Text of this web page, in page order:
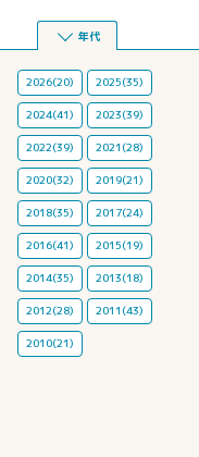
年代
2026(20) 2025(35)
2024(41) 2023(39)
2022(39) 2021(28)
2020(32) 2019(21)
2018(35) 2017(24)
2016(41) 2015(19)
2014(35) 2013(18)
2012(28) 2011(43)
2010(21)